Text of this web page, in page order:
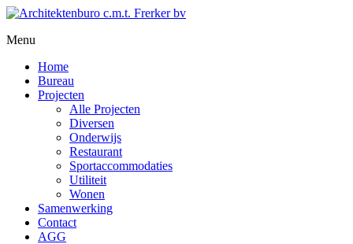
Menu
Home
Bureau
Projecten
Alle Projecten
Diversen
Onderwijs
Restaurant
Sportaccommodaties
Utiliteit
Wonen
Samenwerking
Contact
AGG